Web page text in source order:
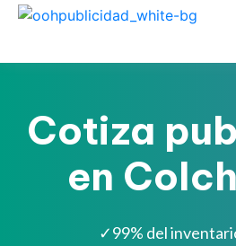
Cotiza
en
✓99% del